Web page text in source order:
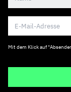
Mit dem Klick auf